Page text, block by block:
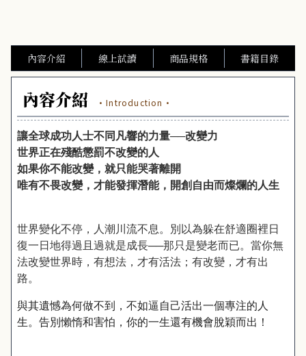
內容介紹 線上試讀 商品規格 書籍目錄
內容介紹 ·Introduction·
讓全球成功人士不同凡響的力量──改變力
世界正在殘酷懲罰不改變的人
如果你不能改變，就只能哭著離開
唯有不畏改變，才能發揮潛能，開創自由而燦爛的人生
世界變化不停，人潮川流不息。別以為躲在舒適圈裡日
復一日地得過且過就是成長──那只是變老而已。 當你無
法改變世界時，有想法，才有活法；有改變，才有出
路。
與其遺憾為何做不到，不如逼自己活出一個專注的人
生。告別懶惰和害怕，你的一生還有機會脫穎而出！